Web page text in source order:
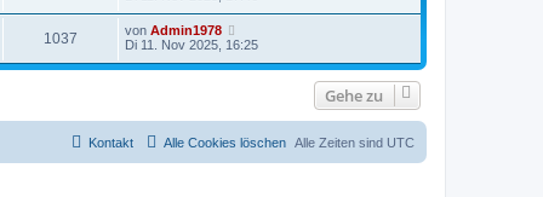
g
1037 von Admin1978
Di 11. Nov 2025, 16:25
Gehe zu
Alle Zeiten sind UTC
Alle Cookies löschen
Kontakt